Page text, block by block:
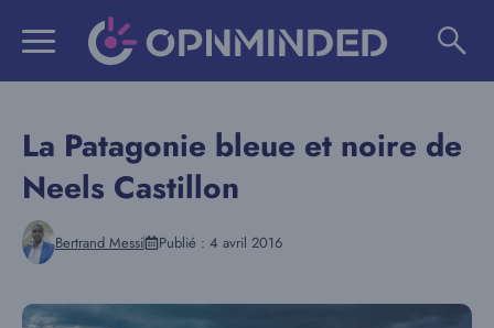
La Patagonie bleue et noire de
Neels Castillon
Bertrand Messi Publié : 4 avril 2016